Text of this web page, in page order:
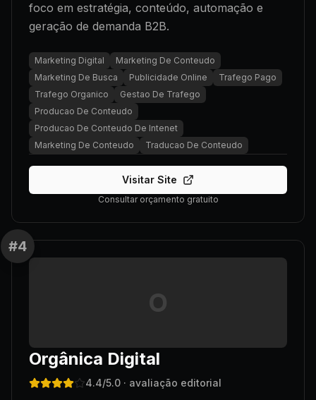
foco em estratégia, conteúdo, automação e
geração de demanda B2B.
Marketing Digital
Marketing De Conteudo
Marketing De Busca
Publicidade Online
Trafego Pago
Trafego Organico
Gestao De Trafego
Producao De Conteudo
Producao De Conteudo De Intenet
Marketing De Conteudo
Traducao De Conteudo
Visitar Site
Consultar orçamento gratuito
#4
O
Orgânica Digital
4.4/5.0 · avaliação editorial